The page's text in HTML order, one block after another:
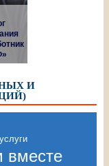
И
вместе